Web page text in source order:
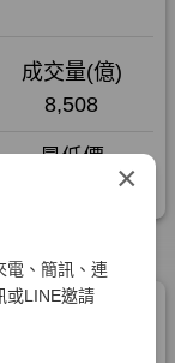
×
電、簡訊、連
或LINE邀請